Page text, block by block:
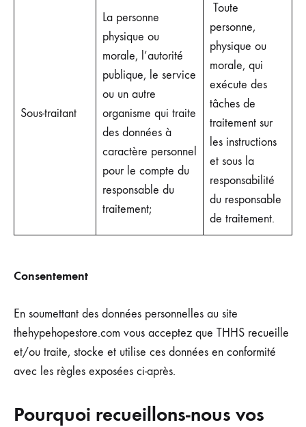
Sous-traitant
La personne
physique ou
morale, l’autorité
publique, le service
ou un autre
organisme qui traite
des données à
caractère personnel
pour le compte du
responsable du
traitement;
Toute
personne,
physique ou
morale, qui
exécute des
tâches de
traitement sur
les instructions
et sous la
responsabilité
du responsable
de traitement.
Consentement
En soumettant des données personnelles au site
thehypehopestore.com vous acceptez que THHS recueille
et/ou traite, stocke et utilise ces données en conformité
avec les règles exposées ci-après.
Pourquoi recueillons-nous vos